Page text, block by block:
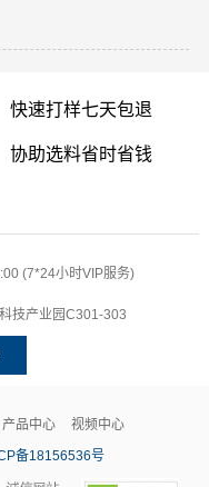
快速打样七天包退
协助选料省时省钱
(7*24小时VIP服务)
技产业园C301-303
产品中心
视频中心
备18156536号